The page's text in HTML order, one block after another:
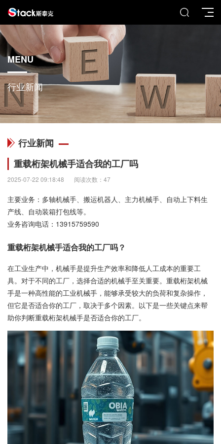
MENU
行业新闻
行业新闻
重载桁架机械手适合我的工厂吗
2025-07-22 09:18:48 阅读次数：47
主要业务：多轴机械手、搬运机器人、主力机械手、自动上下料生
产线、自动装箱打包线等。
业务咨询电话： 13915759590
重载桁架机械手适合我的工厂吗？
在工业生产中，机械手是提升生产效率和降低人工成本的重要工
具。对于不同的工厂，选择合适的机械手至关重要。重载桁架机械
手是一种高性能的工业机械手，能够承受较大的负荷和复杂操作，
但它是否适合你的工厂，取决于多个因素。以下是一些关键点来帮
助你判断重载桁架机械手是否适合你的工厂。